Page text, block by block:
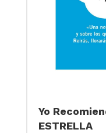
Yo
ESTRELLA